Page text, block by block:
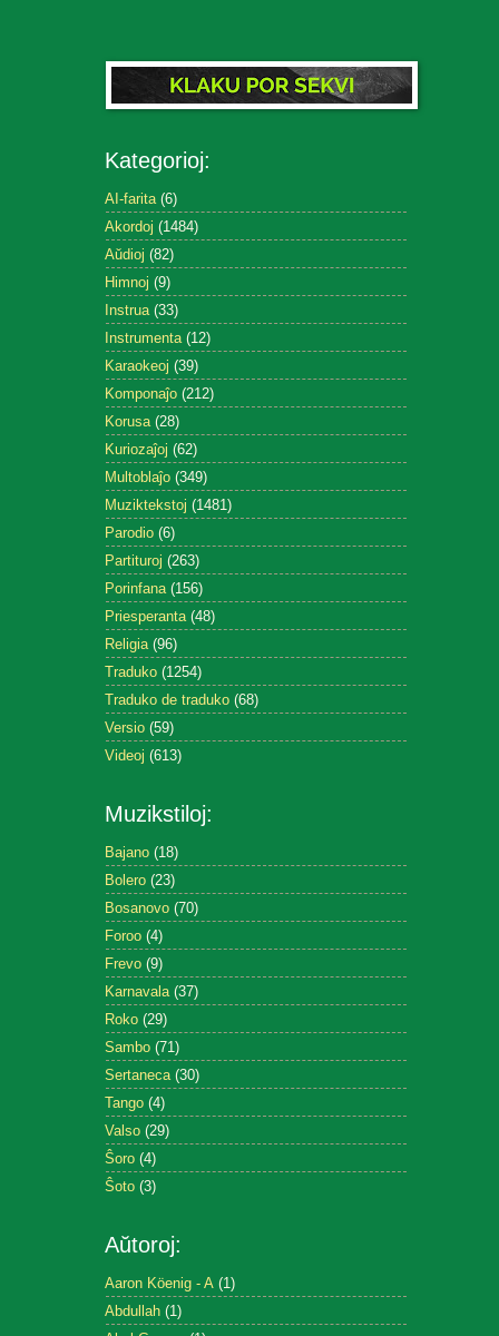
Kategorioj:
AI-farita (6)
Akordoj (1484)
Aŭdioj (82)
Himnoj (9)
Instrua (33)
Instrumenta (12)
Karaokeoj (39)
Komponaĵo (212)
Korusa (28)
Kuriozaĵoj (62)
Multoblaĵo (349)
Muziktekstoj (1481)
Parodio (6)
Partituroj (263)
Porinfana (156)
Priesperanta (48)
Religia (96)
Traduko (1254)
Traduko de traduko (68)
Versio (59)
Videoj (613)
Muzikstiloj:
Bajano (18)
Bolero (23)
Bosanovo (70)
Foroo (4)
Frevo (9)
Karnavala (37)
Roko (29)
Sambo (71)
Sertaneca (30)
Tango (4)
Valso (29)
Ŝoro (4)
Ŝoto (3)
Aŭtoroj:
Aaron Köenig - A (1)
Abdullah (1)